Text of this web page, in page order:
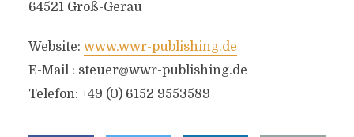
64521 Groß-Gerau
Website: www.wwr-publishing.de
E-Mail : steuer@wwr-publishing.de
Telefon: +49 (0) 6152 9553589